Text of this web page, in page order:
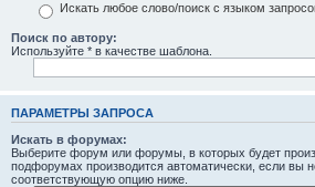
Искать любое слово/поиск с языком
Поиск по автору:
Используйте * в качестве шаблона.
ПАРАМЕТРЫ ЗАПРОСА
Искать в форумах:
Выберите форум или форумы, в которых будет
подфорумах производится автоматически, если вы
соответствующую опцию ниже.